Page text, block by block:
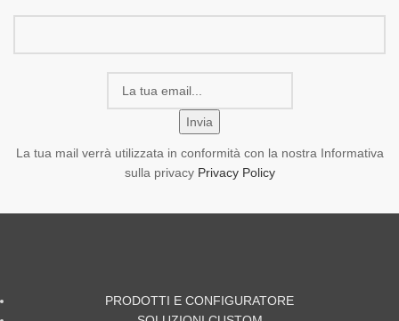
La tua mail verrà utilizzata in conformità con la nostra Informativa
sulla privacy Privacy Policy
PRODOTTI E CONFIGURATORE